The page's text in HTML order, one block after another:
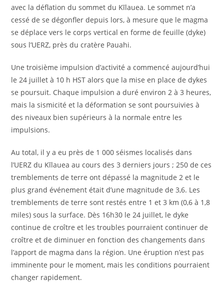
avec la déflation du sommet du Kīlauea. Le sommet n’a
cessé de se dégonfler depuis lors, à mesure que le magma
se déplace vers le corps vertical en forme de feuille (dyke)
sous l’UERZ, près du cratère Pauahi.
Une troisième impulsion d’activité a commencé aujourd’hui
le 24 juillet à 10 h HST alors que la mise en place de dykes
se poursuit. Chaque impulsion a duré environ 2 à 3 heures,
mais la sismicité et la déformation se sont poursuivies à
des niveaux bien supérieurs à la normale entre les
impulsions.
Au total, il y a eu près de 1 000 séismes localisés dans
l’UERZ du Kīlauea au cours des 3 derniers jours ; 250 de ces
tremblements de terre ont dépassé la magnitude 2 et le
plus grand événement était d’une magnitude de 3,6. Les
tremblements de terre sont restés entre 1 et 3 km (0,6 à 1,8
miles) sous la surface. Dès 16h30 le 24 juillet, le dyke
continue de croître et les troubles pourraient continuer de
croître et de diminuer en fonction des changements dans
l’apport de magma dans la région. Une éruption n’est pas
imminente pour le moment, mais les conditions pourraient
changer rapidement.